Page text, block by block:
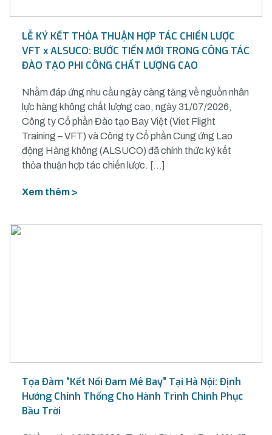
LỄ KÝ KẾT THỎA THUẬN HỢP TÁC CHIẾN LƯỢC
VFT x ALSUCO: BƯỚC TIẾN MỚI TRONG CÔNG TÁC
ĐÀO TẠO PHI CÔNG CHẤT LƯỢNG CAO
Nhằm đáp ứng nhu cầu ngày càng tăng về nguồn nhân
lực hàng không chất lượng cao, ngày 31/07/2026,
Công ty Cổ phần Đào tạo Bay Việt (Viet Flight
Training – VFT) và Công ty Cổ phần Cung ứng Lao
động Hàng không (ALSUCO) đã chính thức ký kết
thỏa thuận hợp tác chiến lược. […]
Xem thêm >
Tọa Đàm “Kết Nối Đam Mê Bay” Tại Hà Nội: Định
Hướng Chính Thống Cho Hành Trình Chinh Phục
Bầu Trời